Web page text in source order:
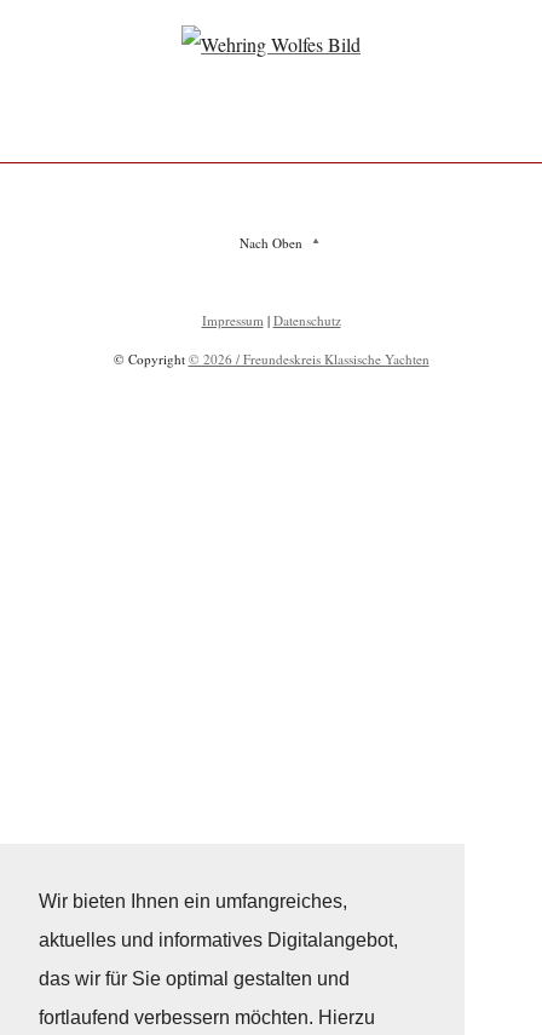
Wir bieten Ihnen ein umfangreiches,
aktuelles und informatives Digitalangebot,
das wir für Sie optimal gestalten und
fortlaufend verbessern möchten. Hierzu
Nach Oben
Impressum | Datenschutz
© Copyright © 2026 / Freundeskreis Klassische Yachten